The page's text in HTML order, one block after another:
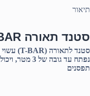
תיאור
סטנד תאורה T-BAR
סטנד לתאורה (T-BAR) עשוי פלדה מבטיח עמידות לאורך זמן.
תפסנים